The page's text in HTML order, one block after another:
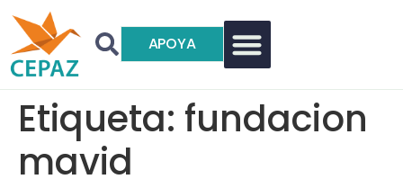
APOYA
Etiqueta: fundacion
mavid